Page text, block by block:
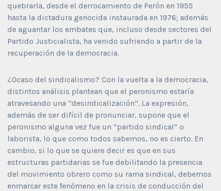
quebrarla, desde el derrocamiento de Perón en 1955
hasta la dictadura genocida instaurada en 1976; además
de aguantar los embates que, incluso desde sectores del
Partido Justicialista, ha venido sufriendo a partir de la
recuperación de la democracia.
¿Ocaso del sindicalismo? Con la vuelta a la democracia,
distintos análisis plantean que el peronismo estaría
atravesando una “desindicalización”. La expresión,
además de ser difícil de pronunciar, supone que el
peronismo alguna vez fue un “partido sindical” o
laborista, lo que como todos sabemos, no es cierto. En
cambio, si lo que se quiere decir es que en sus
estructuras partidarias se fue debilitando la presencia
del movimiento obrero como su rama sindical, debemos
enmarcar este fenómeno en la crisis de conducción del